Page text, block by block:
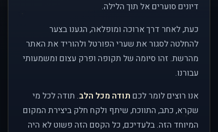
דיונים סוערים אל תוך הלילה.
כעת, לאחר דרך ארוכה ומופלאה, הגענו בצער
להחלטה לסגור את שערי הפורטל ולהוריד את האתר
מהרשת. זהו סיומה של תקופה ופרק עצום ומשמעותי
עבורנו.
אנו רוצים לומר לכם תודה מכל הלב. תודה לכל מי
שקרא, כתב, התווכח, שיתף ולקח חלק ביצירת המקום
המיוחד הזה. בלעדיכם, כל הקסם הזה פשוט לא היה